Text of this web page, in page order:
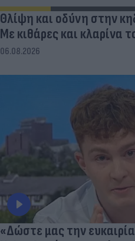
Θλίψη και οδύνη στην
Με κιθάρες και κλαρίνα
06.08.2026
«Δώστε μας την